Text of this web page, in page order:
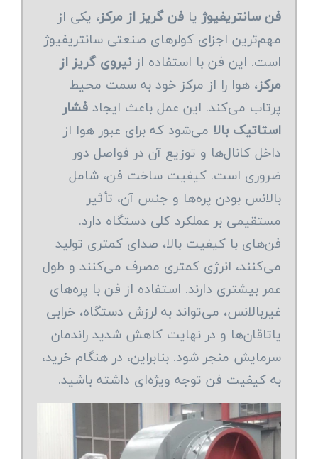
فن سانتریفیوژیا فن گریز از مرکز، یکی از
مهم‌ترین اجزای کولرهای صنعتی سانتریفیوژ
است. این فن با استفاده ازنیروی گریز از
مرکز، هوا را از مرکز خود به سمت محیط
پرتاب می‌کند. این عمل باعث ایجادفشار
استاتیک بالا می‌شود که برای عبور هوا از
داخل کانال‌ها و توزیع آن در فواصل دور
ضروری است. کیفیت ساخت فن، شامل
بالانس بودن پره‌ها و جنس آن، تأثیر
مستقیمی بر عملکرد کلی دستگاه دارد.
فن‌های با کیفیت بالا، صدای کمتری تولید
می‌کنند، انرژی کمتری مصرف می‌کنند و طول
عمر بیشتری دارند. استفاده از فن با پره‌های
غیربالانس، می‌تواند به لرزش دستگاه، خرابی
یاتاقان‌ها و در نهایت کاهش شدید راندمان
سرمایش منجر شود. بنابراین، در هنگام خرید،
به کیفیت فن توجه ویژه‌ای داشته باشید.